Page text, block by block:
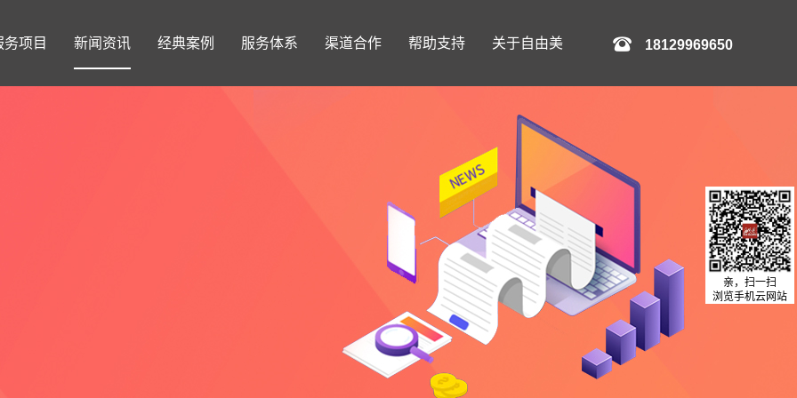
务项目 新闻资讯 经典案例 服务体系 渠道合作 帮助支持 关于自由美 18129969650
亲，扫一扫
浏览手机云网站